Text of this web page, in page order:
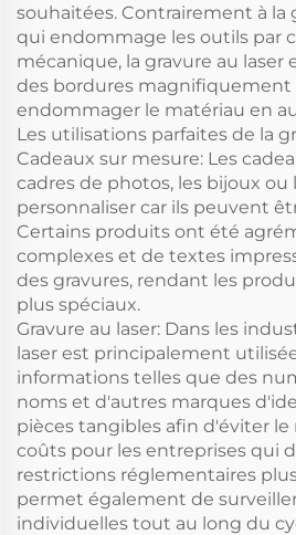
souhaitées. Contrairement à la
qui endommage les outils par
mécanique, la gravure au laser
des bordures magnifiquement
endommager le matériau en
Les utilisations parfaites de la
Cadeaux sur mesure: Les
cadres de photos, les bijoux ou
personnaliser car ils peuvent
Certains produits ont été
complexes et de textes
des gravures, rendant les
plus spéciaux.
Gravure au laser: Dans les
laser est principalement
informations telles que des
noms et d'autres marques
pièces tangibles afin d'éviter
coûts pour les entreprises qui
restrictions réglementaires
permet également de
individuelles tout au long du